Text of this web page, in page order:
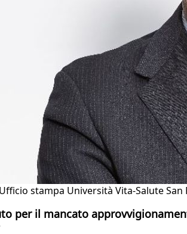
stampa Università Vita-Salute San
per il mancato